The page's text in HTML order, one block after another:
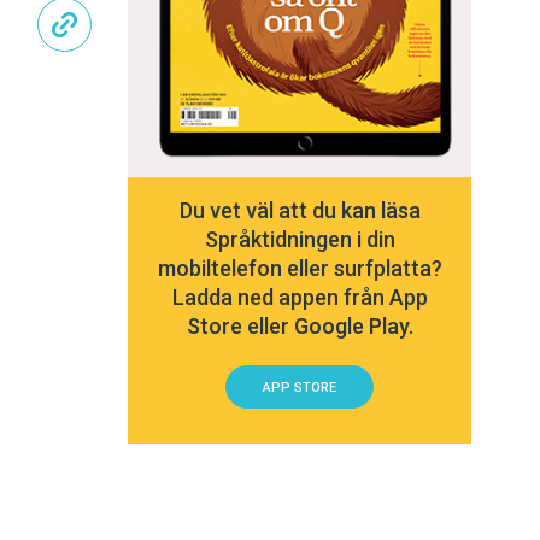
Du vet väl att du kan läsa
Språktidningen i din
mobiltelefon eller surfplatta?
Ladda ned appen från App
Store eller Google Play.
APP STORE